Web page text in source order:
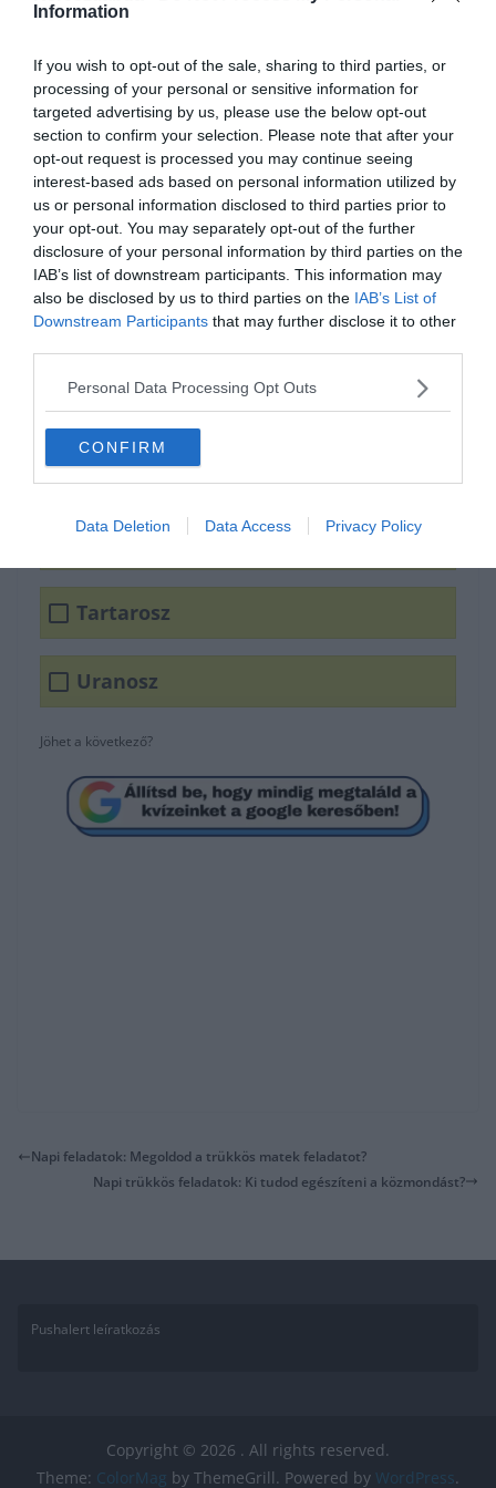
Information
If you wish to opt-out of the sale, sharing to third parties, or
processing of your personal or sensitive information for
targeted advertising by us, please use the below opt-out
section to confirm your selection. Please note that after your
opt-out request is processed you may continue seeing
interest-based ads based on personal information utilized by
us or personal information disclosed to third parties prior to
your opt-out. You may separately opt-out of the further
disclosure of your personal information by third parties on the
IAB’s list of downstream participants. This information may
also be disclosed by us to third parties on the IAB’s List of
Downstream Participants that may further disclose it to other
Personal Data Processing Opt Outs
CONFIRM
Data Deletion Data Access Privacy Policy
Készen állsz?
Ki volt a Titánok és
Titaniszok apja?
Tartarosz
Uranosz
Jöhet a következő?
Napi feladatok: Megoldod a trükkös matek feladatot?
Napi trükkös feladatok: Ki tudod egészíteni a közmondást?
Pushalert leíratkozás
Copyright © 2026 . All rights reserved.
Theme: ColorMag by ThemeGrill. Powered by WordPress.